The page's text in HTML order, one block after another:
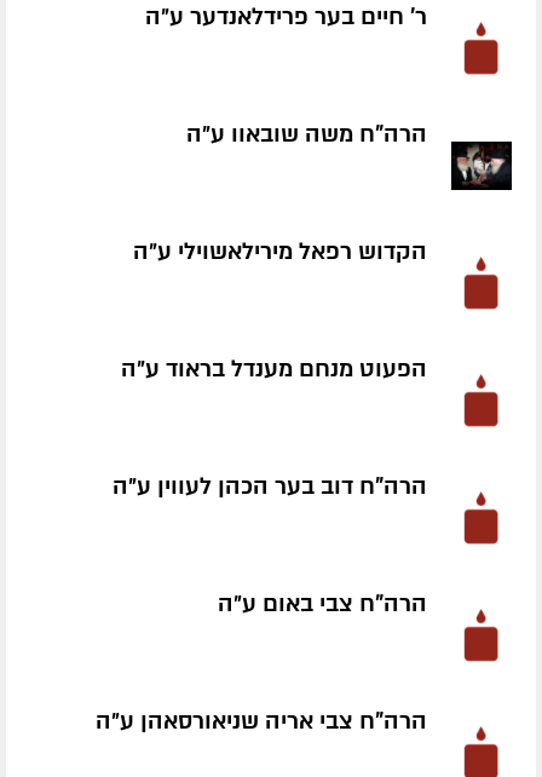
ר' חיים בער פרידלאנדער ע״ה
הרה"ח משה שובאוו ע״ה
הקדוש רפאל מירילאשוילי ע״ה
הפעוט מנחם מענדל בראוד ע״ה
הרה"ח דוב בער הכהן לעווין ע״ה
הרה"ח צבי באום ע״ה
הרה"ח צבי אריה שניאורסאהן ע״ה